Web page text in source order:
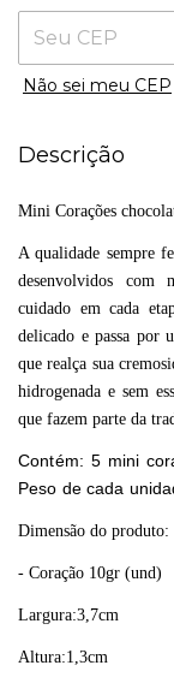
Não sei meu CEP
Descrição
Mini Corações
A qualidade sempre
desenvolvidos com
cuidado em cada
delicado e passa por
que realça sua
hidrogenada e sem
que fazem parte da
Contém: 5 mini
Peso de cada
Dimensão do produto:
- Coração 10gr (und)
Largura:3,7cm
Altura:1,3cm